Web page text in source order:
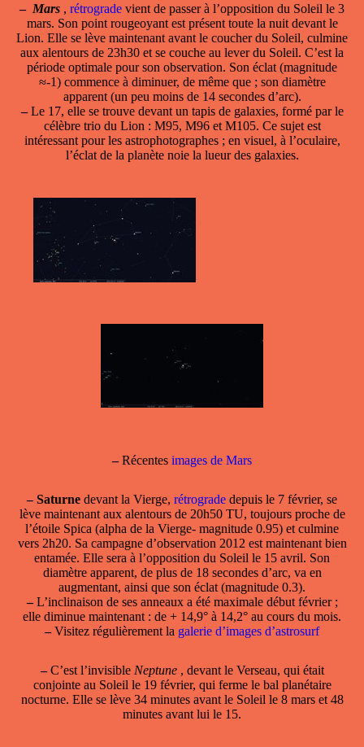
– Mars , rétrograde vient de passer à l’opposition du Soleil le 3
mars. Son point rougeoyant est présent toute la nuit devant le
Lion. Elle se lève maintenant avant le coucher du Soleil, culmine
aux alentours de 23h30 et se couche au lever du Soleil. C’est la
période optimale pour son observation. Son éclat (magnitude
≈-1) commence à diminuer, de même que ; son diamètre
apparent (un peu moins de 14 secondes d’arc).
–Le 17, elle se trouve devant un tapis de galaxies, formé par le
célèbre trio du Lion : M95, M96 et M105. Ce sujet est
intéressant pour les astrophotographes ; en visuel, à l’oculaire,
l’éclat de la planète noie la lueur des galaxies.
–Récentes images de Mars
– Saturne devant la Vierge, rétrograde depuis le 7 février, se
lève maintenant aux alentours de 20h50 TU, toujours proche de
l’étoile Spica (alpha de la Vierge- magnitude 0.95) et culmine
vers 2h20. Sa campagne d’observation 2012 est maintenant bien
entamée. Elle sera à l’opposition du Soleil le 15 avril. Son
diamètre apparent, de plus de 18 secondes d’arc, va en
augmentant, ainsi que son éclat (magnitude 0.3).
–L’inclinaison de ses anneaux a été maximale début février ;
elle diminue maintenant : de + 14,9° à 14,2° au cours du mois.
–Visitez régulièrement la galerie d’images d’astrosurf
–C’est l’invisible Neptune , devant le Verseau, qui était
conjointe au Soleil le 19 février, qui ferme le bal planétaire
nocturne. Elle se lève 34 minutes avant le Soleil le 8 mars et 48
minutes avant lui le 15.